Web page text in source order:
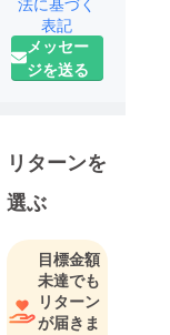
般財団法人
里山生物多
様性プロ
す。選手の
皆様が安全
安心に競技
る環境づく
りに務めま
す。オープ
ンウォー
表記
メッセー
ジを送る
リターンを
選ぶ
目標金額
未達でも
リターン
が届きま